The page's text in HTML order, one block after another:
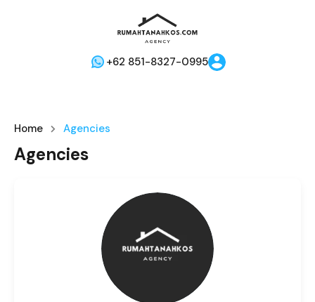
+62 851-8327-0995
Home Agencies
Agencies